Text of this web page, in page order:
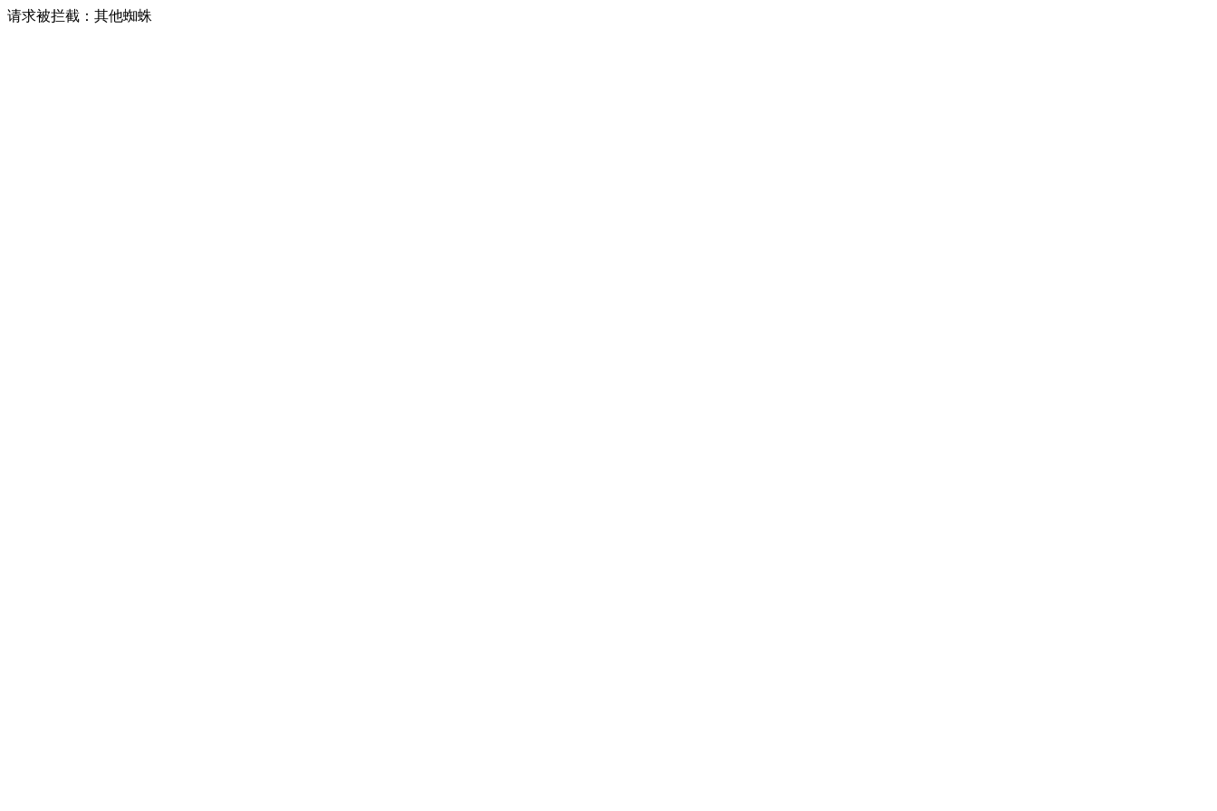
请求被拦截：其他蜘蛛